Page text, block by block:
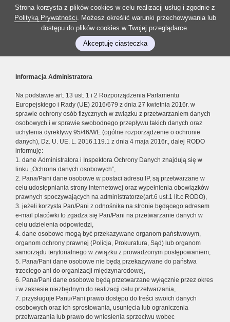
Strona korzysta z plików cookies w celu realizacji usług i zgodnie z
Polityką Prywatności. Możesz określić warunki przechowywania lub
dostępu do plików cookies w Twojej przeglądarce.
Akceptuję ciasteczka
Informacja Administratora
Na podstawie art. 13 ust. 1 i 2 Rozporządzenia Parlamentu
Europejskiego i Rady (UE) 2016/679 z dnia 27 kwietnia 2016r. w
sprawie ochrony osób fizycznych w związku z przetwarzaniem danych
osobowych i w sprawie swobodnego przepływu takich danych oraz
uchylenia dyrektywy 95/46/WE (ogólne rozporządzenie o ochronie
danych), Dz. U. UE. L. 2016.119.1 z dnia 4 maja 2016r., dalej RODO
informuję:
1. dane Administratora i Inspektora Ochrony Danych znajdują się w
linku „Ochrona danych osobowych”,
2. Pana/Pani dane osobowe w postaci adresu IP, są przetwarzane w
celu udostępniania strony internetowej oraz wypełnienia obowiązków
prawnych spoczywających na administratorze(art.6 ust.1 lit.c RODO),
3. jeżeli korzysta Pan/Pani z odnośnika na stronie będącego adresem
e-mail placówki to zgadza się Pan/Pani na przetwarzanie danych w
celu udzielenia odpowiedzi,
4. dane osobowe mogą być przekazywane organom państwowym,
organom ochrony prawnej (Policja, Prokuratura, Sąd) lub organom
samorządu terytorialnego w związku z prowadzonym postępowaniem,
5. Pana/Pani dane osobowe nie będą przekazywane do państwa
trzeciego ani do organizacji międzynarodowej,
6. Pana/Pani dane osobowe będą przetwarzane wyłącznie przez okres
i w zakresie niezbędnym do realizacji celu przetwarzania,
7. przysługuje Panu/Pani prawo dostępu do treści swoich danych
osobowych oraz ich sprostowania, usunięcia lub ograniczenia
przetwarzania lub prawo do wniesienia sprzeciwu wobec